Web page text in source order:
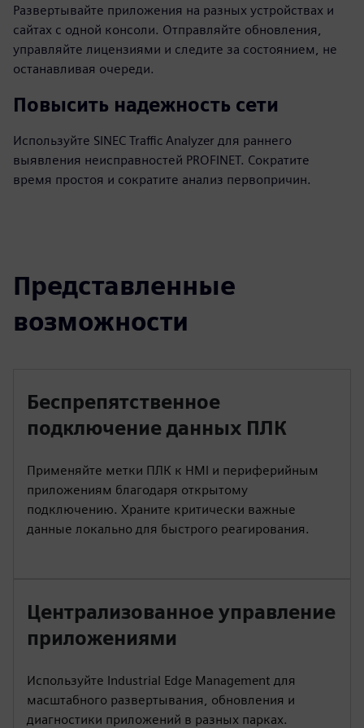
Развертывайте приложения на разных устройствах и
сайтах с одной консоли. Отправляйте обновления,
управляйте лицензиями и следите за состоянием, не
останавливая очереди.
Повысить надежность сети
Используйте SINEC Traffic Analyzer для раннего
выявления неисправностей PROFINET. Сократите
время простоя и сократите анализ первопричин.
Представленные
возможности
Беспрепятственное
подключение данных ПЛК
Применяйте метки ПЛК к HMI и периферийным
приложениям благодаря открытому
подключению. Храните критически важные
данные локально для быстрого реагирования.
Централизованное управление
приложениями
Используйте Industrial Edge Management для
масштабного развертывания, обновления и
диагностики приложений в разных парках.